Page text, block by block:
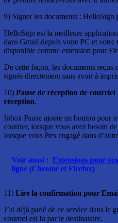
9) Signer les documents : HelloSign
HelloSign est la meilleure
dans Gmail depuis votre PC et votre
disponible comme extension pour
De cette façon, les documents reçus
signés directement sans avoir à
10) Pause de réception de courriel :
réception.
Inbox Pause ajoute un bouton pour
courrier, lorsque vous avez besoin
lorsque vous êtes engagé dans
Voir aussi : Extensions pour
ligne (Chrome et Firefox)
11) Lire la confirmation pour
J’ai déjà parlé de ce service dans le
courriel est lu par le destinataire.